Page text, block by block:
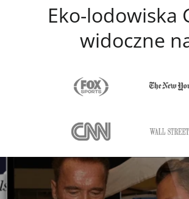
Eko-lodowiska
widoczne